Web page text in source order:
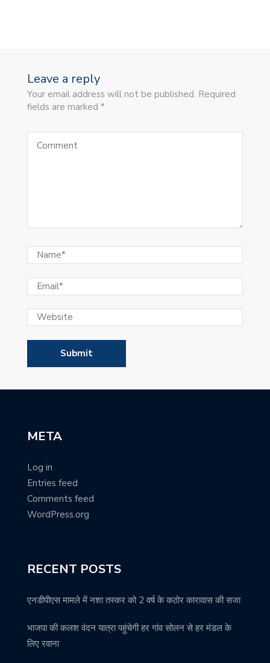
Leave a reply
Your email address will not be published. Required
fields are marked *
META
Log in
Entries feed
Comments feed
WordPress.org
RECENT POSTS
एनडीपीएस मामले में नशा तस्कर को 2 वर्ष के कठोर कारावास की सजा
भाजपा की कलश वंदन यात्रा पहुंचेगी हर गांव सोलन से हर मंडल के
लिए रवाना